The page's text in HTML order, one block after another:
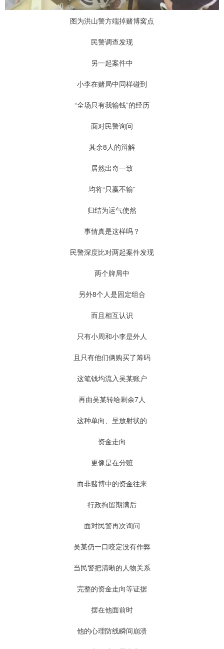
图为洪山警方端掉赌博窝点
民警调查发现
另一起案件中
小李在赌局中同样碰到
“全场只有我输钱”的经历
面对民警询问
其余8人的辩解
居然出奇一致
均将“只赢不输”
归结为运气使然
事情真是这样吗？
民警深度比对两起案件发现
两个牌局中
另外8个人是固定组合
而且相互认识
只有小周和小李是外人
且只有他们俩购买了筹码
这笔钱均流入吴某账户
再由吴某转给剩余7人
这种单向、呈放射状的
资金走向
更像是在分赃
而非赌博中的资金往来
行政拘留期满后
面对民警再次询问
吴某仍一口咬定没有作弊
当民警把清晰的人物关系
完整的资金走向等证据
摆在他面前时
他的心理防线瞬间崩溃